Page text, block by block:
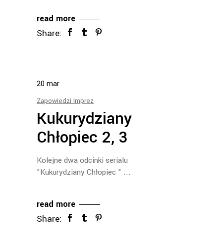
read more
Share:
20mar
Zapowiedzi Imprez
Kukurydziany
Chłopiec 2, 3
Kolejne dwa odcinki serialu
"Kukurydziany Chłopiec "
read more
Share: